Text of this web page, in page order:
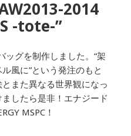
2014
-tote-”
ッグを制作しました。“架
風に”という発注のもと
また異なる世界観になっ
したら是非！エナジード
MSPC！